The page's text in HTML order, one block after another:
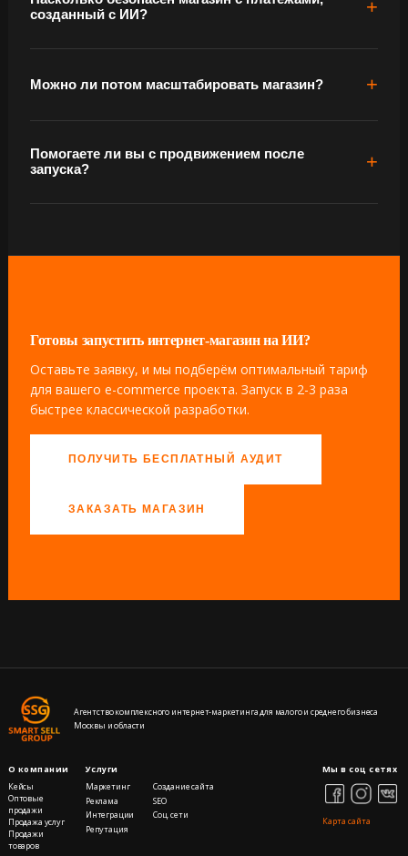
созданный с ИИ?
Можно ли потом масштабировать магазин?
Помогаете ли вы с продвижением после
запуска?
Готовы запустить интернет-магазин на ИИ?
Оставьте заявку, и мы подберём оптимальный тариф
для вашего e-commerce проекта. Запуск в 2-3 раза
быстрее классической разработки.
ПОЛУЧИТЬ БЕСПЛАТНЫЙ АУДИТ
ЗАКАЗАТЬ МАГАЗИН
Агентство комплексного интернет-маркетинга для малого и среднего бизнеса
Москвы и области
О компании
Кейсы
Оптовые
продажи
Продажа услуг
Продажи
товаров
Услуги
Маркетинг
Создание сайта
Реклама
SEO
Интеграции
Cоц. сети
Репутация
Мы в соц сетях
Карта сайта